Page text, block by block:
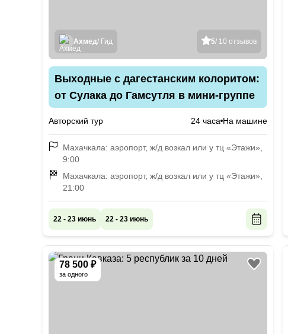
5/ 10 отзывов
Ахмед/ Гид
Выходные с дагестанским колоритом:
от Сулака до Гамсутля в мини-группе
Авторский тур 24 часа На машине
Махачкала: аэропорт, ж/д возкал или у тц «Этажи»,
9:00
Махачкала: аэропорт, ж/д возкал или у тц «Этажи»,
21:00
22 - 23 июнь 22 - 23 июнь
78 500 ₽
за одного